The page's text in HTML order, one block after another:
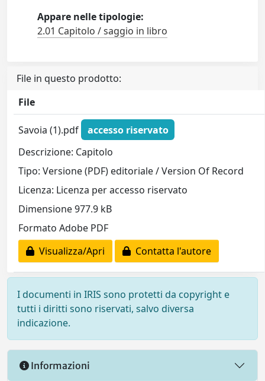
Appare nelle tipologie:
2.01 Capitolo / saggio in libro
File in questo prodotto:
File
Savoia (1).pdf
accesso riservato
Descrizione: Capitolo
Tipo: Versione (PDF) editoriale / Version Of Record
Licenza: Licenza per accesso riservato
Dimensione 977.9 kB
Formato Adobe PDF
Visualizza/Apri
Contatta l'autore
I documenti in IRIS sono protetti da copyright e
tutti i diritti sono riservati, salvo diversa
indicazione.
Informazioni